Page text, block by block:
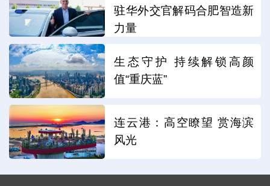
驻华外交官解码合肥智造新
力量
生态守护 持续解锁高颜
值“重庆蓝”
连云港：高空瞭望 赏海滨
风光